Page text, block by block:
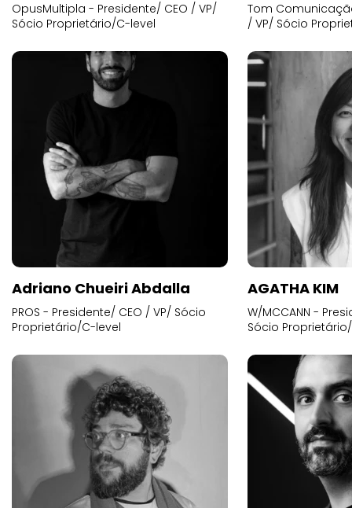
OpusMultipla - Presidente/ CEO / VP/
Sócio Proprietário/C-level
Tom
/ VP/ Sócio
Adriano Chueiri Abdalla
PROS - Presidente/ CEO / VP/ Sócio
Proprietário/C-level
AGATHA KIM
W/MCCANN -
Sócio